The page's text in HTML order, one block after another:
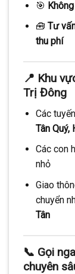
🎯
🧰 Tư
thu phí
📍 Khu
Trị Đông
Các
Tân Quý,
Các con
nhỏ
Giao
chuyển
Tân
📞 Gọi
chuyên